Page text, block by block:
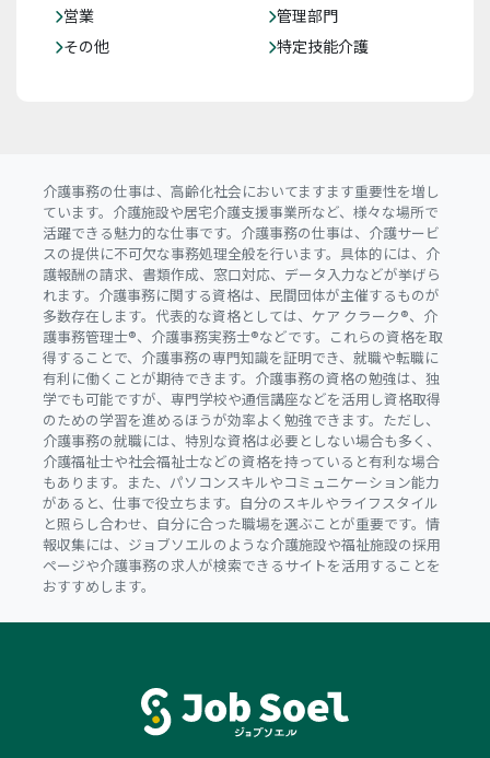
営業
管理部門
その他
特定技能介護
介護事務の仕事は、高齢化社会においてますます重要性を増し
ています。介護施設や居宅介護支援事業所など、様々な場所で
活躍できる魅力的な仕事です。介護事務の仕事は、介護サービ
スの提供に不可欠な事務処理全般を行います。具体的には、介
護報酬の請求、書類作成、窓口対応、データ入力などが挙げら
れます。介護事務に関する資格は、民間団体が主催するものが
多数存在します。代表的な資格としては、ケア クラーク®、介
護事務管理士®、介護事務実務士®などです。これらの資格を取
得することで、介護事務の専門知識を証明でき、就職や転職に
有利に働くことが期待できます。介護事務の資格の勉強は、独
学でも可能ですが、専門学校や通信講座などを活用し資格取得
のための学習を進めるほうが効率よく勉強できます。ただし、
介護事務の就職には、特別な資格は必要としない場合も多く、
介護福祉士や社会福祉士などの資格を持っていると有利な場合
もあります。また、パソコンスキルやコミュニケーション能力
があると、仕事で役立ちます。自分のスキルやライフスタイル
と照らし合わせ、自分に合った職場を選ぶことが重要です。情
報収集には、ジョブソエルのような介護施設や福祉施設の採用
ページや介護事務の求人が検索できるサイトを活用することを
おすすめします。